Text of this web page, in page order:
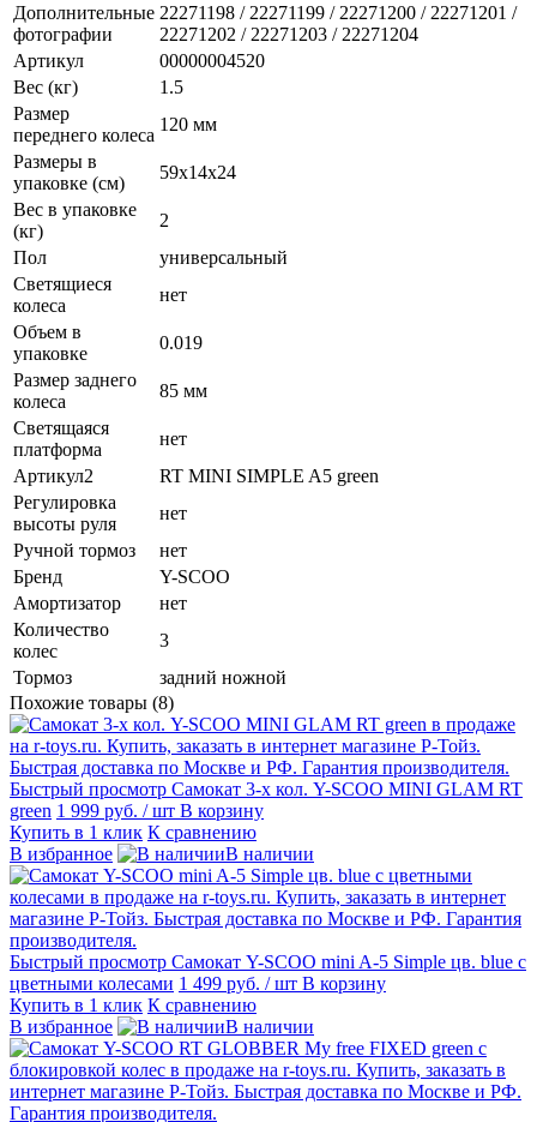
Дополнительные
фотографии
22271198 / 22271199 / 22271200 / 22271201 /
22271202 / 22271203 / 22271204
Артикул
00000004520
Вес (кг)
1.5
Размер
переднего колеса
120 мм
Размеры в
упаковке (см)
59х14х24
Вес в упаковке
(кг)
2
Пол
универсальный
Светящиеся
колеса
нет
Объем в
упаковке
0.019
Размер заднего
колеса
85 мм
Светящаяся
платформа
нет
Артикул2
RT MINI SIMPLE A5 green
Регулировка
высоты руля
нет
Ручной тормоз
нет
Бренд
Y-SCOO
Амортизатор
нет
Количество
колес
3
Тормоз
задний ножной
Похожие товары (8)
Быстрый просмотр Самокат 3-х кол. Y-SCOO MINI GLAM RT
green 1 999 руб. / шт В корзину
Купить в 1 клик К сравнению
В избранное
В наличии
Быстрый просмотр Самокат Y-SCOO mini A-5 Simple цв. blue с
цветными колесами 1 499 руб. / шт В корзину
Купить в 1 клик К сравнению
В избранное
В наличии